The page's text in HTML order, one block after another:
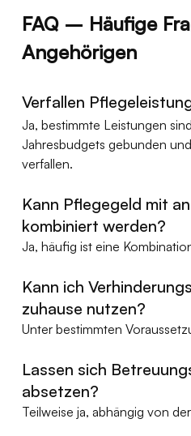
FAQ – Häufige
Angehörigen
Verfallen
Ja, bestimmte Leistungen
Jahresbudgets gebunden
verfallen.
Kann Pflegegeld mit
kombiniert werden?
Ja, häufig ist eine
Kann ich
zuhause nutzen?
Unter bestimmten
Lassen sich
absetzen?
Teilweise ja, abhängig von